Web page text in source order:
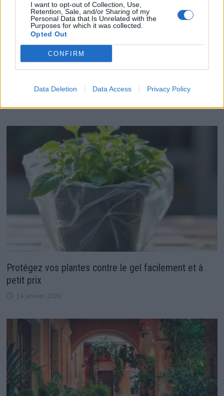
I want to opt-out of Collection, Use,
Retention, Sale, and/or Sharing of my
Personal Data that Is Unrelated with the
Purposes for which it was collected.
Opted Out
CONFIRM
Data Deletion Data Access Privacy Policy
un sou ce printemps
Protégez vos plantes contre le gel facilement et à
petit prix
14 janvier 2026